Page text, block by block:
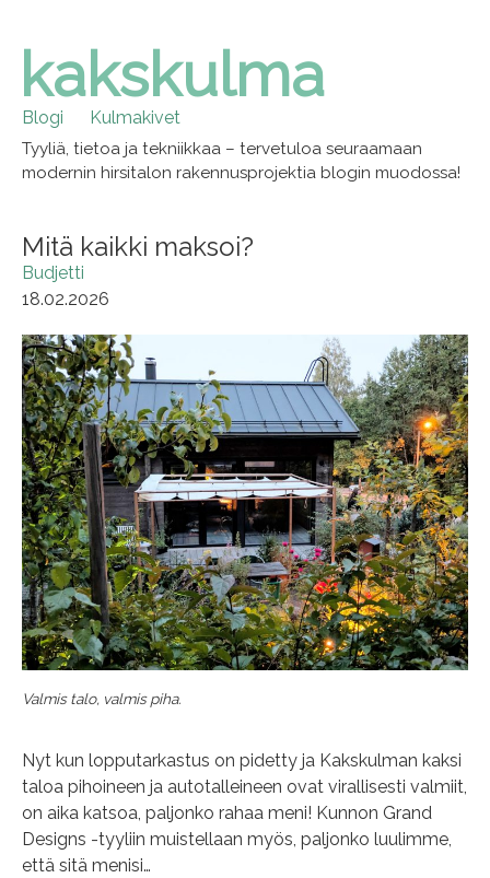
Skip
content
kakskulma
Blogi Kulmakivet
Tyyliä, tietoa ja tekniikkaa – tervetuloa seuraamaan
modernin hirsitalon rakennusprojektia blogin muodossa!
Mitä kaikki maksoi?
Budjetti
18.02.2026
Valmis talo, valmis piha.
Nyt kun lopputarkastus on pidetty ja Kakskulman kaksi
taloa pihoineen ja autotalleineen ovat virallisesti valmiit,
on aika katsoa, paljonko rahaa meni! Kunnon Grand
Designs -tyyliin muistellaan myös, paljonko luulimme,
että sitä menisi…